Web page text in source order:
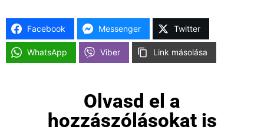
Facebook Messenger Twitter
WhatsApp Viber Link másolása
Olvasd el a
hozzászólásokat is